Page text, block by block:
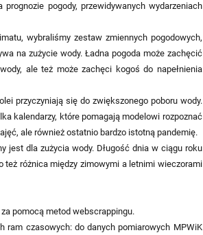
pogody, przewidywanych wydarzeniach
wybraliśmy zestaw zmiennych pogodowych,
na zużycie wody. Ładna pogoda może zachęcić
ale też może zachęci kogoś do napełnienia
przyczyniają się do zwiększonego poboru wody.
kalendarzy, które pomagają modelowi rozpoznać
ale również ostatnio bardzo istotną pandemię.
jest dla zużycia wody. Długość dnia w ciągu roku
też różnica między zimowymi a letnimi wieczorami
pomocą metod webscrappingu.
ram czasowych: do danych pomiarowych MPWiK